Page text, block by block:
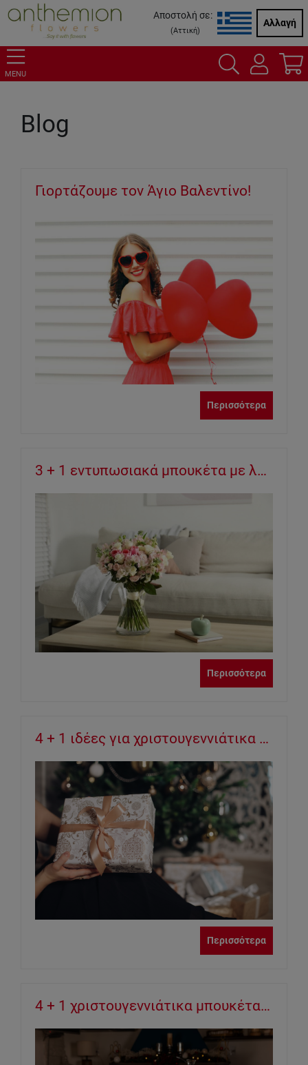
Αποστολή σε:
(Αττική)
Αλλαγή
MENU
Blog
Γιορτάζουμε τον Άγιο Βαλεντίνο!
Περισσότερα
3 + 1 εντυπωσιακά μπουκέτα με λουλούδια για την χειμερινή διακόσμηση του σπιτιού σας !
Περισσότερα
4 + 1 ιδέες για χριστουγεννιάτικα δώρα που θα χαρίσετε τις φετινές γιορτές και θα λατρέψουν οι αγαπημένοι σας!
Περισσότερα
4 + 1 χριστουγεννιάτικα μπουκέτα και φυτά για να διακοσμήσετε το σπίτι σας αυτές τις γιορτές!